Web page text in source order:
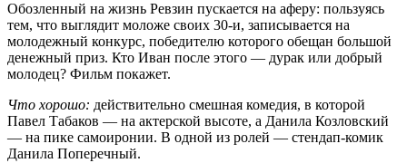
Обозленный на жизнь Ревзин пускается на аферу: пользуясь
тем, что выглядит моложе своих 30-и, записывается на
молодежный конкурс, победителю которого обещан большой
денежный приз. Кто Иван после этого — дурак или добрый
молодец? Фильм покажет.
Что хорошо: действительно смешная комедия, в которой
Павел Табаков — на актерской высоте, а Данила Козловский
— на пике самоиронии. В одной из ролей — стендап-комик
Данила Поперечный.